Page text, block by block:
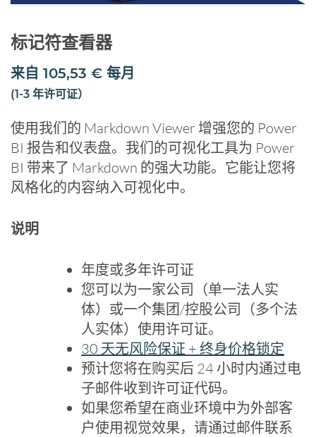
标记符查看器
来自 105,53 € 每月
(1-3 年许可证）
使用我们的 Markdown Viewer 增强您的 Power
BI 报告和仪表盘。我们的可视化工具为 Power
BI 带来了 Markdown 的强大功能。它能让您将
风格化的内容纳入可视化中。
说明
年度或多年许可证
您可以为一家公司（单一法人实
体）或一个集团/控股公司（多个法
人实体）使用许可证。
30 天无风险保证 + 终身价格锁定
预计您将在购买后 24 小时内通过电
子邮件收到许可证代码。
如果您希望在商业环境中为外部客
户使用视觉效果，请通过邮件联系